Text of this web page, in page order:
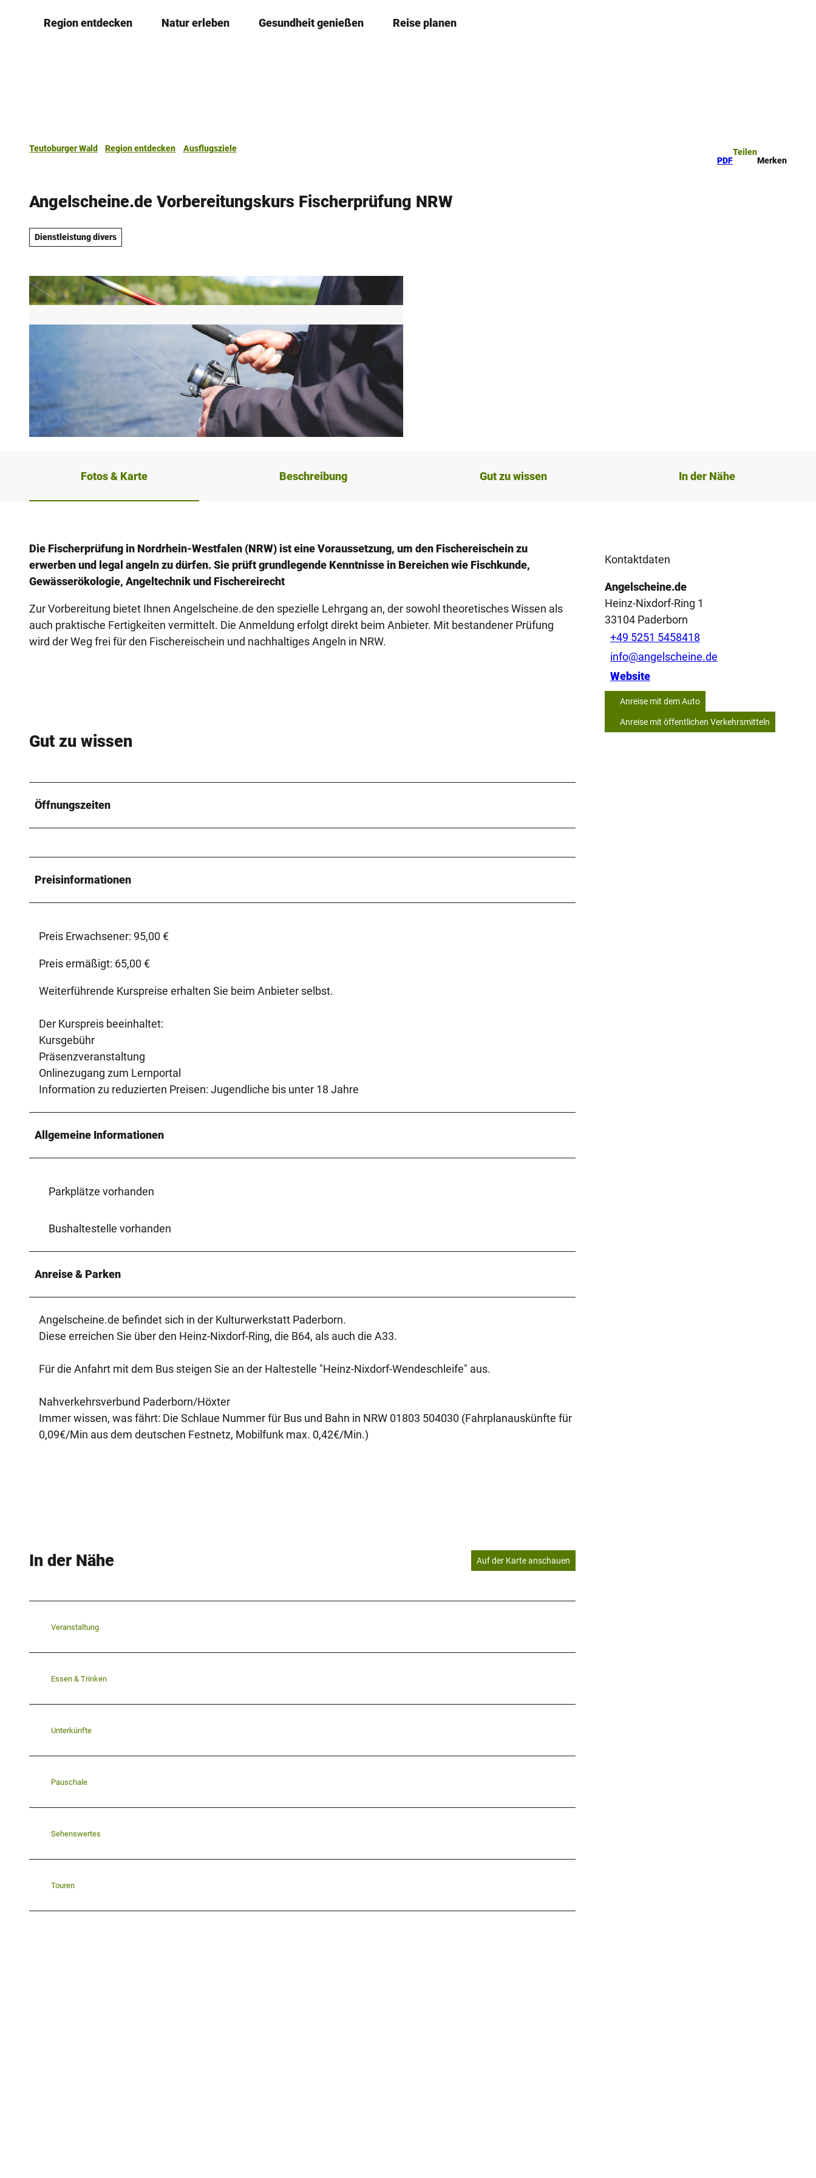
Region entdecken Natur erleben Gesundheit genießen Reise planen
Teutoburger Wald Region entdecken
Ausflugsziele
PDF
Teilen
Merken
Angelscheine.de Vorbereitungskurs Fischerprüfung NRW
Dienstleistung divers
Fotos & Karte Beschreibung Gut zu wissen In der Nähe
Die Fischerprüfung in Nordrhein-Westfalen (NRW) ist eine Voraussetzung, um den Fischereischein zu
erwerben und legal angeln zu dürfen. Sie prüft grundlegende Kenntnisse in Bereichen wie Fischkunde,
Gewässerökologie, Angeltechnik und Fischereirecht
Zur Vorbereitung bietet Ihnen Angelscheine.de den spezielle Lehrgang an, der sowohl theoretisches Wissen als
auch praktische Fertigkeiten vermittelt. Die Anmeldung erfolgt direkt beim Anbieter. Mit bestandener Prüfung
wird der Weg frei für den Fischereischein und nachhaltiges Angeln in NRW.
Gut zu wissen
Öffnungszeiten
Preisinformationen
Preis Erwachsener: 95,00 €
Preis ermäßigt: 65,00 €
Weiterführende Kurspreise erhalten Sie beim Anbieter selbst.
Der Kurspreis beeinhaltet:
Kursgebühr
Präsenzveranstaltung
Onlinezugang zum Lernportal
Information zu reduzierten Preisen: Jugendliche bis unter 18 Jahre
Allgemeine Informationen
Parkplätze vorhanden
Bushaltestelle vorhanden
Anreise & Parken
Angelscheine.de befindet sich in der Kulturwerkstatt Paderborn.
Diese erreichen Sie über den Heinz-Nixdorf-Ring, die B64, als auch die A33.
Für die Anfahrt mit dem Bus steigen Sie an der Haltestelle "Heinz-Nixdorf-Wendeschleife" aus.
Nahverkehrsverbund Paderborn/Höxter
Immer wissen, was fährt: Die Schlaue Nummer für Bus und Bahn in NRW 01803 504030 (Fahrplanauskünfte für
0,09€/Min aus dem deutschen Festnetz, Mobilfunk max. 0,42€/Min.)
In der Nähe Auf der Karte anschauen
Veranstaltung
Essen & Trinken
Unterkünfte
Pauschale
Sehenswertes
Touren
Kontaktdaten
Angelscheine.de
Heinz-Nixdorf-Ring 1
33104 Paderborn
+49 5251 5458418
info@angelscheine.de
Website
Anreise mit dem Auto
Anreise mit öffentlichen Verkehrsmitteln